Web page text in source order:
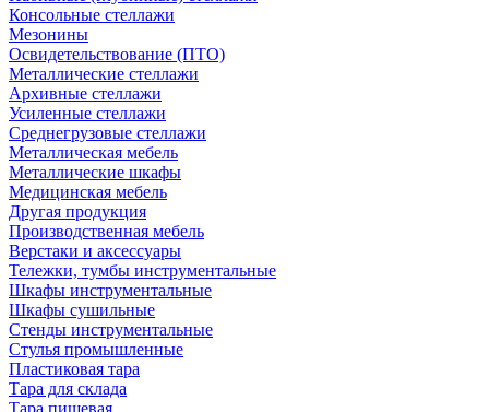
Консольные стеллажи
Мезонины
Освидетельствование (ПТО)
Металлические стеллажи
Архивные стеллажи
Усиленные стеллажи
Среднегрузовые стеллажи
Металлическая мебель
Металлические шкафы
Медицинская мебель
Другая продукция
Производственная мебель
Верстаки и аксессуары
Тележки, тумбы инструментальные
Шкафы инструментальные
Шкафы сушильные
Стенды инструментальные
Cтулья промышленные
Пластиковая тара
Тара для склада
Тара пищевая